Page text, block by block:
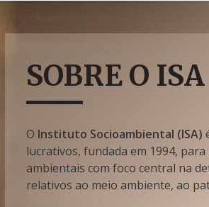
SOBRE O ISA
O Instituto Socioambiental (ISA)
lucrativos, fundada em 1994,
ambientais com foco central na
relativos ao meio ambiente, ao